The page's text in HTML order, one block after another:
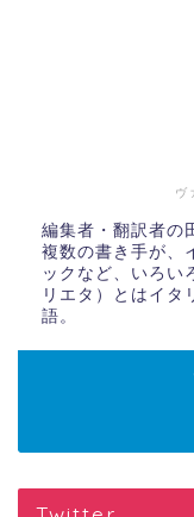
ヴ
編集者・翻訳者の
複数の書き手が、
ックなど、いろい
リエタ）とはイタ
語。